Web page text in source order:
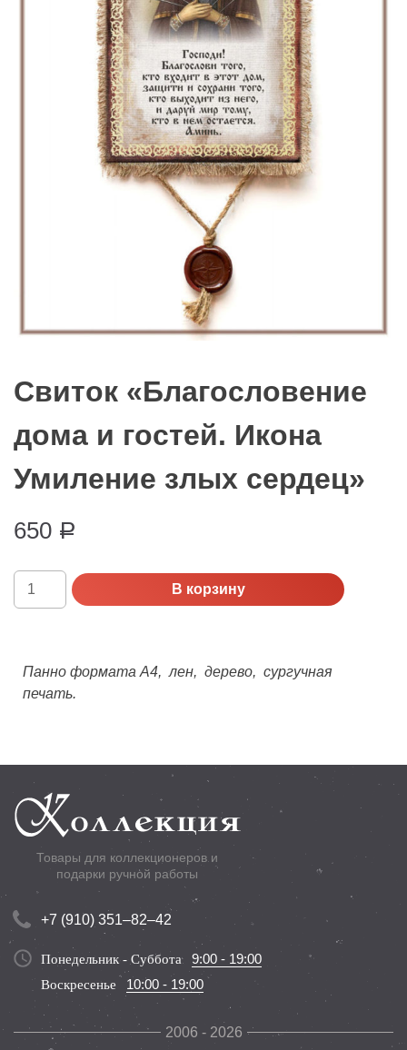
Свиток «Благословение
дома и гостей. Икона
Умиление злых сердец»
650 Р
Количество
Свиток
гостей.
В корзину
Панно формата А4, лен, дерево, сургучная
печать.
Товары для коллекционеров и
подарки ручной работы
+7 (910) 351–82–42
Понедельник - Суббота 9:00 - 19:00
Воскресенье 10:00 - 19:00
2006 - 2026